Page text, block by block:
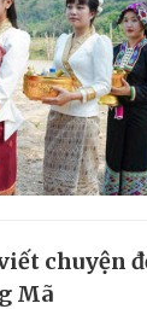
chuyện
Mã